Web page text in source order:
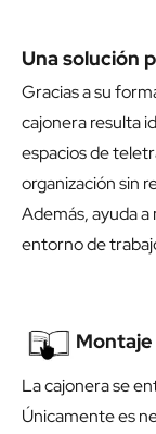
Una solución
Gracias a su
cajonera resulta
espacios de
organización sin
Además, ayuda
entorno de
La cajonera se
Únicamente es